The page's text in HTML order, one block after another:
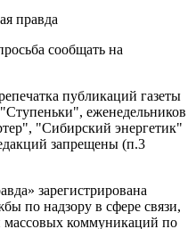
правда
сообщать на
публикаций газеты
еженедельников
"Сибирский энергетик"
запрещены (п.3
зарегистрирована
по надзору в сфере связи,
коммуникаций по